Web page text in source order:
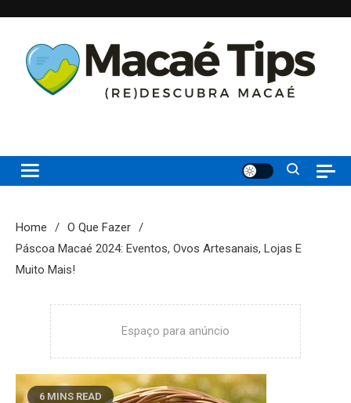
content
Princesinha do Atlântico
Home
O Que Fazer
Páscoa Macaé 2024: Eventos, Ovos Artesanais, Lojas E
Muito Mais!
Espaço para anúncio
6 MINS READ